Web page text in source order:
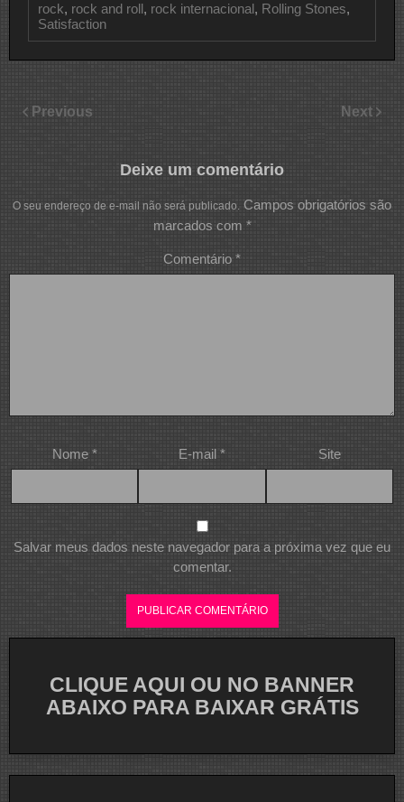
rock, rock and roll, rock internacional, Rolling Stones,
Satisfaction
Previous Next
Deixe um comentário
O seu endereço de e-mail não será publicado. Campos obrigatórios são
marcados com *
Comentário *
Nome * E-mail * Site
Salvar meus dados neste navegador para a próxima vez que eu
comentar.
CLIQUE AQUI OU NO BANNER
ABAIXO PARA BAIXAR GRÁTIS